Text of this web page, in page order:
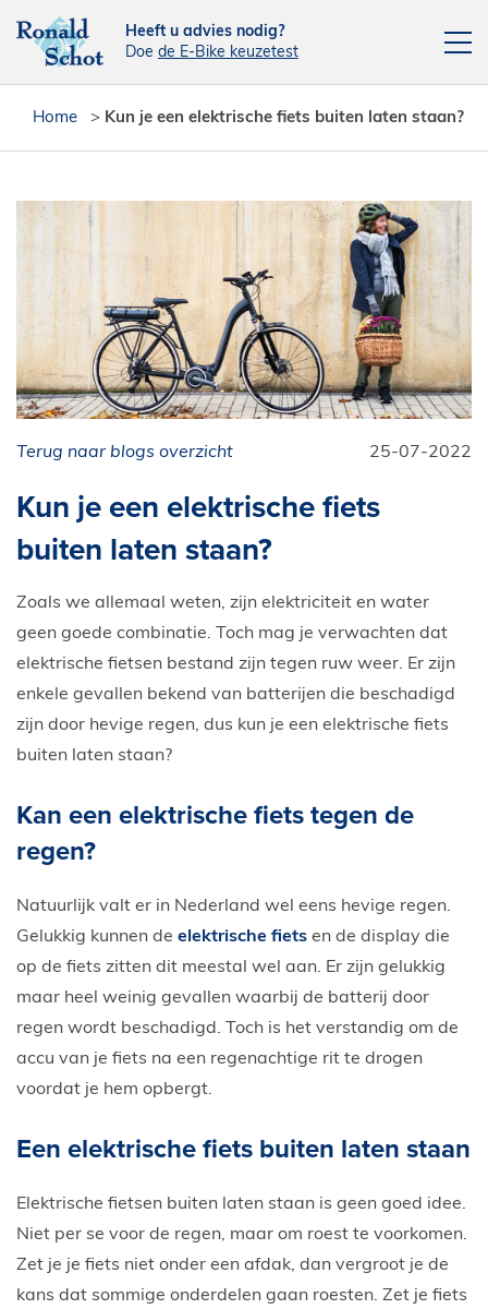
Heeft u advies nodig?
Doe de E-Bike keuzetest
Fietsen
Fietsendragers
Verhuur
Contact
[php snippet=16]
Reparatieplanner
E-Bike private shopping
Home > Kun je een elektrische fiets buiten laten staan?
Terug naar blogs overzicht 25-07-2022
Kun je een elektrische fiets
buiten laten staan?
Zoals we allemaal weten, zijn elektriciteit en water
geen goede combinatie. Toch mag je verwachten dat
elektrische fietsen bestand zijn tegen ruw weer. Er zijn
enkele gevallen bekend van batterijen die beschadigd
zijn door hevige regen, dus kun je een elektrische fiets
buiten laten staan?
Kan een elektrische fiets tegen de
regen?
Natuurlijk valt er in Nederland wel eens hevige regen.
Gelukkig kunnen de elektrische fiets en de display die
op de fiets zitten dit meestal wel aan. Er zijn gelukkig
maar heel weinig gevallen waarbij de batterij door
regen wordt beschadigd. Toch is het verstandig om de
accu van je fiets na een regenachtige rit te drogen
voordat je hem opbergt.
Een elektrische fiets buiten laten staan
Elektrische fietsen buiten laten staan is geen goed idee.
Niet per se voor de regen, maar om roest te voorkomen.
Zet je je fiets niet onder een afdak, dan vergroot je de
kans dat sommige onderdelen gaan roesten. Zet je fiets